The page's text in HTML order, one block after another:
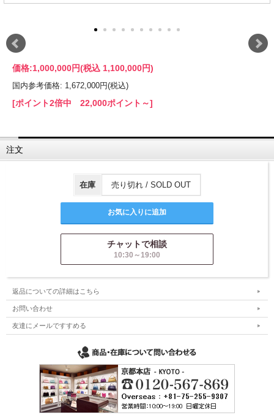
価格:1,000,000円(税込 1,100,000円)
国内参考価格: 1,672,000円(税込)
[ポイント2倍中 22,000ポイント～]
注文
在庫 売り切れ / SOLD OUT
チャットで相談
10:30～19:00
返品についての詳細はこちら
お問い合わせ
友達にメールですすめる